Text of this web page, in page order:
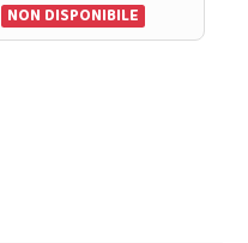
NON DISPONIBILE